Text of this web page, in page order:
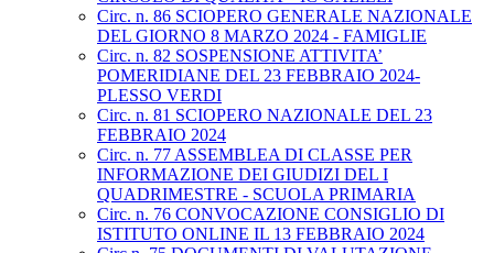
Circ. n. 86 SCIOPERO GENERALE NAZIONALE
DEL GIORNO 8 MARZO 2024 - FAMIGLIE
Circ. n. 82 SOSPENSIONE ATTIVITA’
POMERIDIANE DEL 23 FEBBRAIO 2024-
PLESSO VERDI
Circ. n. 81 SCIOPERO NAZIONALE DEL 23
FEBBRAIO 2024
Circ. n. 77 ASSEMBLEA DI CLASSE PER
INFORMAZIONE DEI GIUDIZI DEL I
QUADRIMESTRE - SCUOLA PRIMARIA
Circ. n. 76 CONVOCAZIONE CONSIGLIO DI
ISTITUTO ONLINE IL 13 FEBBRAIO 2024